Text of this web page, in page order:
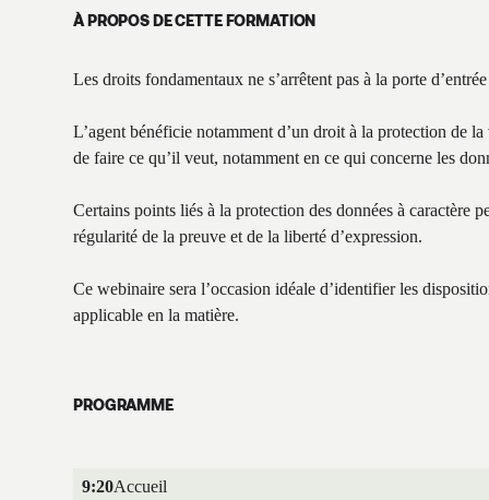
À PROPOS DE CETTE FORMATION
Les droits fondamentaux ne s’arrêtent pas à la porte
L’agent bénéficie notamment d’un droit à la protection de
de faire ce qu’il veut, notamment en ce qui concerne les
Certains points liés à la protection des données à caractère
régularité de la preuve et de la liberté d’expression.
Ce webinaire sera l’occasion idéale d’identifier les
applicable en la matière.
PROGRAMME
9:20Accueil